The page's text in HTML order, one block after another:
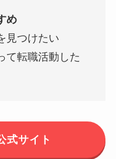
め
見つけたい
て転職活動した
式サイト